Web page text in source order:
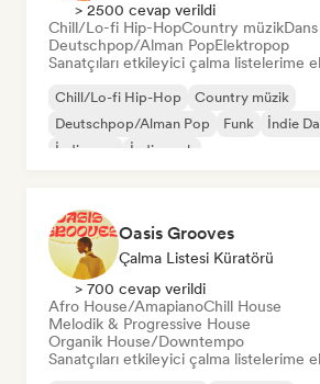
> 2500 cevap verildi
Chill/Lo-fi Hip-HopCountry müzik
Deutschpop/Alman PopElektropop
Sanatçıları etkileyici çalma listelerime
Chill/Lo-fi Hip-Hop
Country müzik
Deutschpop/Alman Pop
Funk İndie
İndie pop
İndie rock
Oasis Grooves
Çalma Listesi Küratörü
> 700 cevap verildi
Afro House/AmapianoChill House
Melodik & Progressive House
Organik House/Downtempo
Sanatçıları etkileyici çalma listelerime